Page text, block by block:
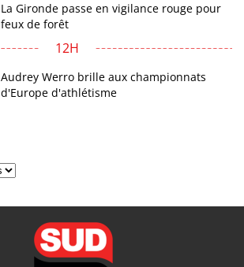
La Gironde passe en vigilance rouge pour
feux de forêt
12H
Audrey Werro brille aux championnats
d'Europe d'athlétisme